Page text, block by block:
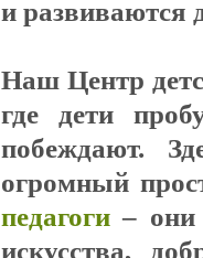
и развиваются
Наш Центр
где дети
побеждают.
огромный
педагоги– они
искусства,